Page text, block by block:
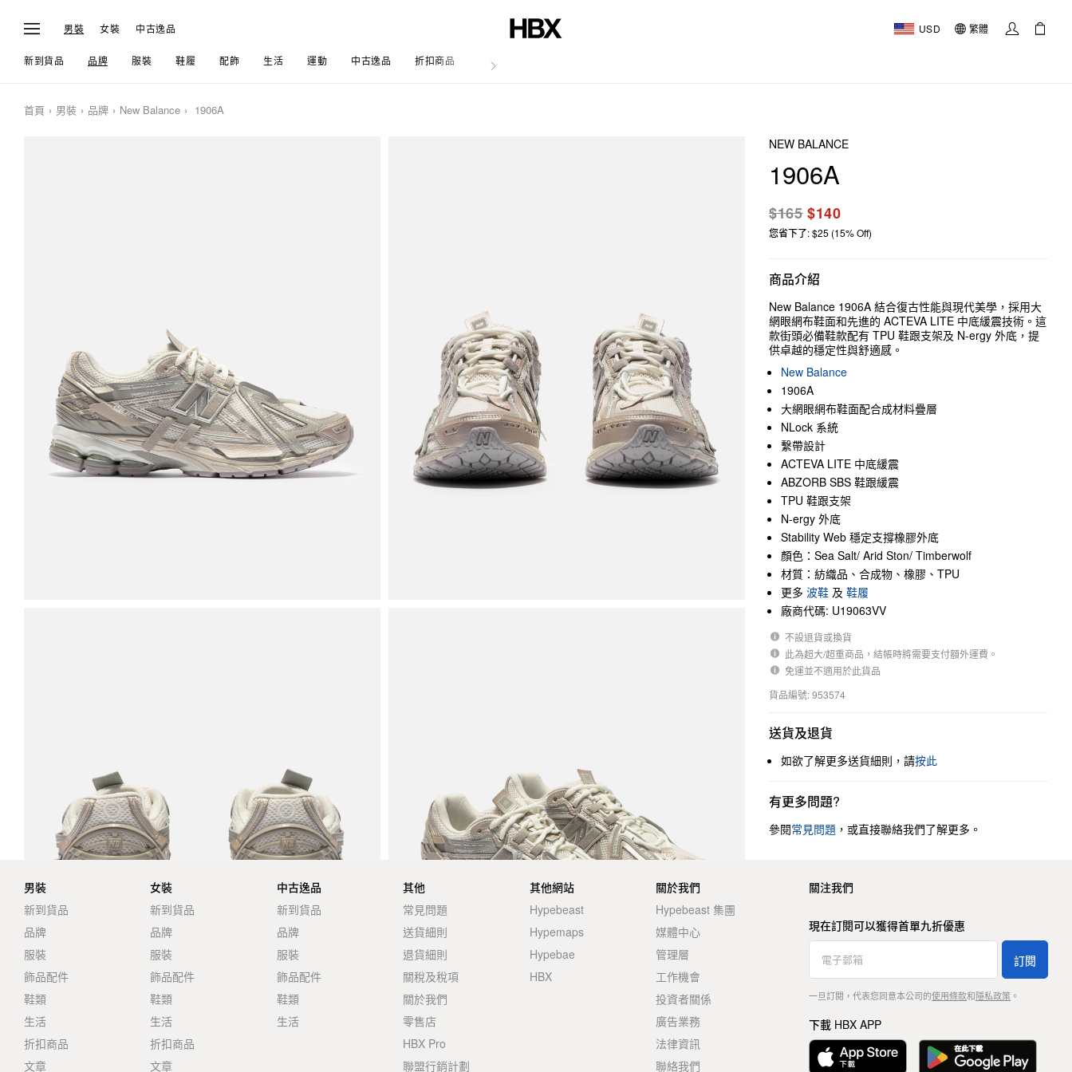
男裝 女裝 中古逸品 USD 繁體
新到貨品 品牌 服裝 鞋履 配飾 生活 運動 中古逸品 折扣商品 文章
首頁 男裝 品牌 New Balance 1906A
NEW BALANCE
1906A
$165$140
您省下了: $25 (15% Off)
商品介紹
New Balance 1906A 結合復古性能與現代美學，採用大
網眼網布鞋面和先進的 ACTEVA LITE 中底緩震技術。這
款街頭必備鞋款配有 TPU 鞋跟支架及 N-ergy 外底，提
供卓越的穩定性與舒適感。
New Balance
1906A
大網眼網布鞋面配合成材料疊層
NLock 系統
繫帶設計
ACTEVA LITE 中底緩震
ABZORB SBS 鞋跟緩震
TPU 鞋跟支架
N-ergy 外底
Stability Web 穩定支撐橡膠外底
顏色：Sea Salt/ Arid Ston/ Timberwolf
材質：紡織品、合成物、橡膠、TPU
更多 波鞋 及 鞋履
廠商代碼: U19063VV
不設退貨或換貨
此為超大/超重商品，結帳時將需要支付額外運費。
免運並不適用於此貨品
貨品編號: 953574
送貨及退貨
如欲了解更多送貨細則，請按此
有更多問題?
參閱常見問題 ，或直接聯絡我們了解更多。
男裝
新到貨品
品牌
服裝
飾品配件
鞋類
生活
折扣商品
文章
女裝
新到貨品
品牌
服裝
飾品配件
鞋類
生活
折扣商品
文章
中古逸品
新到貨品
品牌
服裝
飾品配件
鞋類
生活
其他
常見問題
送貨細則
退貨細則
關稅及稅項
關於我們
零售店
HBX Pro
聯盟行銷計劃
其他網站
Hypebeast
Hypemaps
Hypebae
HBX
關於我們
Hypebeast 集團
媒體中心
管理層
工作機會
投資者關係
廣告業務
法律資訊
聯絡我們
關注我們
現在訂閱可以獲得首單九折優惠
訂閱
一旦訂閱，代表您同意本公司的使用條款和隱私政策。
下載 HBX APP